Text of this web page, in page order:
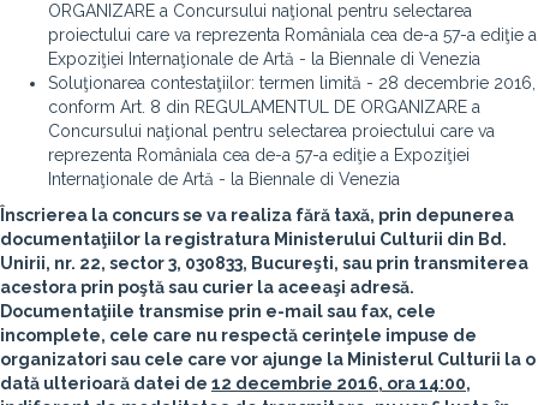
ORGANIZARE a Concursului naţional pentru selectarea
proiectului care va reprezenta Româniala cea de-a 57-a ediţie a
Expoziţiei Internaţionale de Artă - la Biennale di Venezia
Soluţionarea contestaţiilor: termen limită - 28 decembrie 2016,
conform Art. 8 din REGULAMENTUL DE ORGANIZARE a
Concursului naţional pentru selectarea proiectului care va
reprezenta Româniala cea de-a 57-a ediţie a Expoziţiei
Internaţionale de Artă - la Biennale di Venezia
Înscrierea la concurs se va realiza fără taxă, prin depunerea
documentaţiilor la registratura Ministerului Culturii din Bd.
Unirii, nr. 22, sector 3, 030833, Bucureşti, sau prin transmiterea
acestora prin poştă sau curier la aceeaşi adresă.
Documentaţiile transmise prin e-mail sau fax, cele
incomplete, cele care nu respectă cerinţele impuse de
organizatori sau cele care vor ajunge la Ministerul Culturii la o
dată ulterioară datei de 12 decembrie 2016, ora 14:00,